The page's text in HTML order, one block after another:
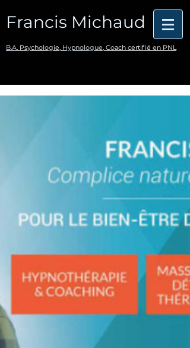
Francis Michaud
B.A. Psychologie, Hypnologue, Coach certifié en PNL